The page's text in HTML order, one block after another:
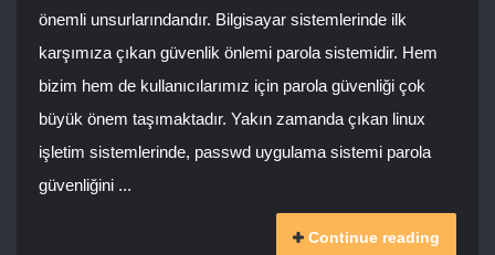
önemli unsurlarındandır. Bilgisayar sistemlerinde ilk
karşımıza çıkan güvenlik önlemi parola sistemidir. Hem
bizim hem de kullanıcılarımız için parola güvenliği çok
büyük önem taşımaktadır. Yakın zamanda çıkan linux
işletim sistemlerinde, passwd uygulama sistemi parola
güvenliğini ...
Continue reading